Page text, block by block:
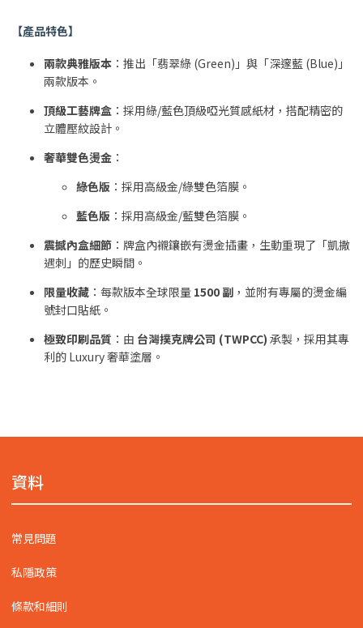
【產品特色】
兩款典雅版本 ：推出「翡翠綠 (Green)」與「深邃藍 (Blue)」
兩款版本。
頂級工藝牌盒 ：採用綠/藍色頂級啞光質感紙材，搭配精密的
立體壓紋設計。
奢華雙色燙金 ：
綠色版 ：採用高級金/綠雙色箔膜。
藍色版 ：採用高級金/藍雙色箔膜。
震撼內盒細節 ：牌盒內襯鑲嵌有燙金插畫，生動重現了「凱撒
遇刺」的歷史瞬間。
限量收藏 ：每款版本全球限量 1500 副 ，並附有專屬的燙金編
號封口貼紙。
極致印刷品質 ：由 台灣撲克牌公司 (TWPCC) 承製，採用其專
利的 Luxury 奢華塗層。
資料
常見問題
私隱政策
條款和細則